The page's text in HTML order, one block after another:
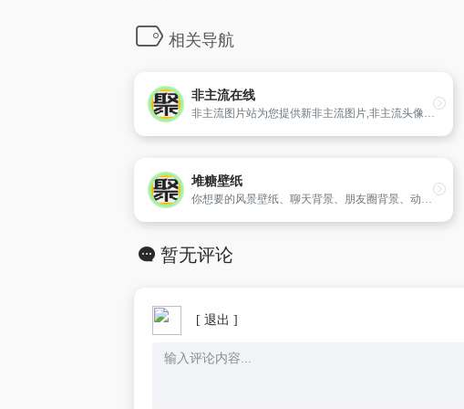
相关导航
非主流在线
非主流图片站为您提供新非主流图片,非主流头像,网名,签名,美女,帅哥,句子,分组,qq等内容。
堆糖壁纸
你想要的风景壁纸、聊天背景、朋友圈背景、动漫头像都可以在这里找到。
暂无评论
[ 退出 ]